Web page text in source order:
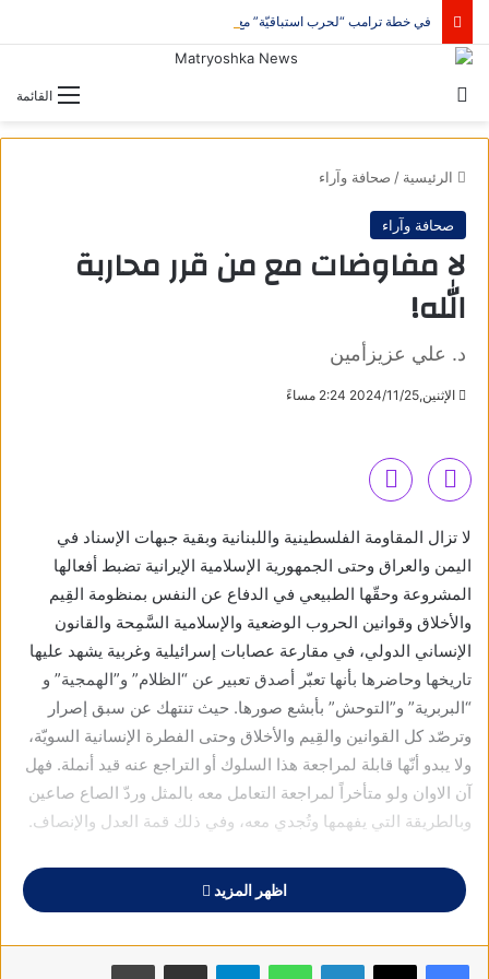
في خطة ترامب “لحرب استباقيّة” مع ايران وما بعدها
القائمة
الرئيسية / صحافة وآراء
صحافة وآراء
لا مفاوضات مع من قرر محاربة
الله!
د. علي عزيزأمين
الإثنين,2024/11/25 2:24 مساءً
لا تزال المقاومة الفلسطينية واللبنانية وبقية جبهات الإسناد في
اليمن والعراق وحتى الجمهورية الإسلامية الإيرانية تضبط أفعالها
المشروعة وحقّها الطبيعي في الدفاع عن النفس بمنظومة القِيم
والأخلاق وقوانين الحروب الوضعية والإسلامية السَّمِحة والقانون
الإنساني الدولي، في مقارعة عصابات إسرائيلية وغربية يشهد عليها
تاريخها وحاضرها بأنها تعبّر أصدق تعبير عن “الظلام” و”الهمجية” و
“البربرية” و”التوحش” بأبشع صورها. حيث تنتهك عن سبق إصرار
وترصّد كل القوانين والقِيم والأخلاق وحتى الفطرة الإنسانية السويّة،
ولا يبدو أنّها قابلة لمراجعة هذا السلوك أو التراجع عنه قيد أنملة. فهل
آن الاوان ولو متأخراً لمراجعة التعامل معه بالمثل وردّ الصاع صاعين
وبالطريقة التي يفهمها وتُجدي معه، وفي ذلك قمة العدل والإنصاف.
وعليه، فإن الجنوب اللبناني جزءٌ أصيل من لبنان، والطائفة الشيعية
جزءٌ لا يتجزأ من الشعب اللبناني ومكوّن أساسي من مكوّناته كبقية
والعلوية وغيرها.. وليست مجرد جالية طارئة ودخيلة، بل بذلت الغالي
اظهر المزيد
فيسبوك لينكدإن واتساب